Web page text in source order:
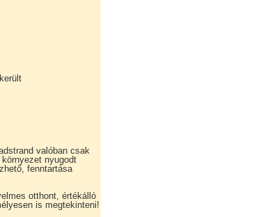
valóban csak
nyugodt
fenntartása
otthont, értékálló
is megtekinteni!